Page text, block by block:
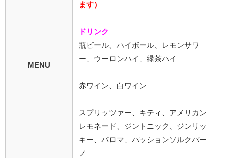
MENU
ます）
ドリンク
瓶ビール、ハイボール、レモンサワ
ー、ウーロンハイ、緑茶ハイ
赤ワイン、白ワイン
スプリッツァー、キティ、アメリカン
レモネード、ジントニック、ジンリッ
キー、パロマ、パッションソルクバー
ノ